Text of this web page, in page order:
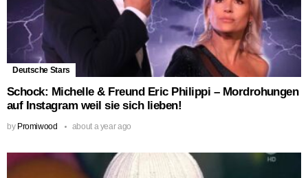
Deutsche Stars
Schock: Michelle & Freund Eric Philippi – Mordrohungen
auf Instagram weil sie sich lieben!
by Promiwood about a year ago